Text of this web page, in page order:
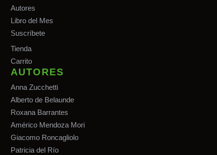
Autores
Libro del Mes
Suscríbete
Tienda
Carrito
AUTORES
Anna Zucchetti
Alberto de Belaunde
Roxana Barrantes
Américo Mendoza Mori
Giacomo Roncagliolo
Patricia del Río